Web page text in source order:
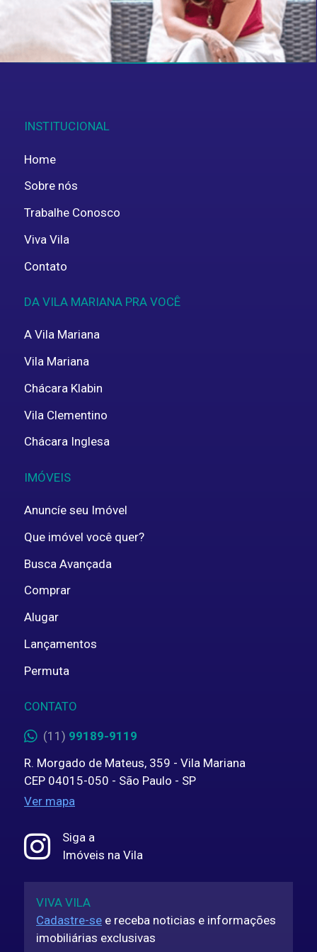
privacidade.
ENVIAR
INSTITUCIONAL
Home
Sobre nós
Trabalhe Conosco
Viva Vila
Contato
DA VILA MARIANA PRA VOCÊ
A Vila Mariana
Vila Mariana
Chácara Klabin
Vila Clementino
Chácara Inglesa
IMÓVEIS
Anuncíe seu Imóvel
Que imóvel você quer?
Busca Avançada
Comprar
Alugar
Lançamentos
Permuta
CONTATO
(11) 99189-9119
R. Morgado de Mateus, 359 - Vila Mariana
CEP 04015-050 - São Paulo - SP
Ver mapa
Siga a
Imóveis na Vila
VIVA VILA
Cadastre-se e receba noticias e informações
imobiliárias exclusivas